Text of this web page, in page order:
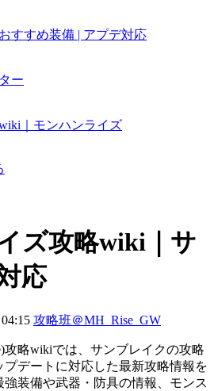
すすめ装備 | アプデ対応
ー
｜モンハンライズ
ズ攻略wiki｜サ
応
攻略班＠MH_Rise_GW
攻略wikiでは、サンブレイクの攻略
プデートに対応した最新攻略情報を
装備や武器・防具の情報、モンス